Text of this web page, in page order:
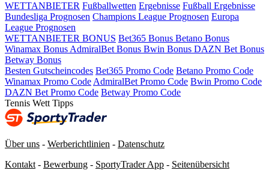
WETTANBIETER Fußballwetten Ergebnisse Fußball Ergebnisse
Bundesliga Prognosen Champions League Prognosen Europa
League Prognosen
WETTANBIETER BONUS Bet365 Bonus Betano Bonus
Winamax Bonus AdmiralBet Bonus Bwin Bonus DAZN Bet Bonus
Betway Bonus
Besten Gutscheincodes Bet365 Promo Code Betano Promo Code
Winamax Promo Code AdmiralBet Promo Code Bwin Promo Code
DAZN Bet Promo Code Betway Promo Code
Tennis Wett Tipps
Über uns - Werberichtlinien - Datenschutz
Kontakt - Bewerbung - SportyTrader App - Seitenübersicht